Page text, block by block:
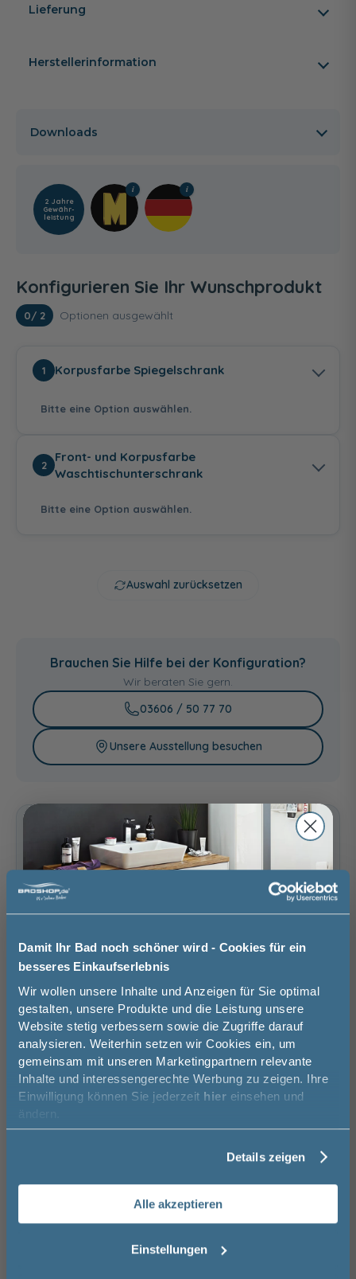
Damit Ihr Bad noch schöner wird - Cookies für ein
besseres Einkaufserlebnis
Wir wollen unsere Inhalte und Anzeigen für Sie optimal
gestalten, unsere Produkte und die Leistung unsere
Website stetig verbessern sowie die Zugriffe darauf
analysieren. Weiterhin setzen wir Cookies ein, um
gemeinsam mit unseren Marketingpartnern relevante
Inhalte und interessengerechte Werbung zu zeigen. Ihre
Einwilligung können Sie jederzeit hier einsehen und
ändern.
Details zeigen
Alle akzeptieren
Einstellungen
Lieferung
Herstellerinformation
Downloads
2 Jahre
Gewähr­
leistung
Konfigurieren Sie Ihr Wunschprodukt
0/ 2 Optionen ausgewählt
1 Korpusfarbe Spiegelschrank
Bitte eine Option auswählen.
Eiche Ribbeck quer
2
Front- und Korpusfarbe
Waschtischunterschrank
Bitte eine Option auswählen.
Anthrazit
Eiche Ribbeck quer
Nachbildung
Glas Grau -
Anthrazit
Seidenglanz
Glas Grau - Weiß
Glanz
56,00 €
Glas Grau -
Graphit Struktur
quer Nachbildung
56,00 €
Glas Grau - Riviera
Eiche quer
Nachbildung
56,00 €
Nachbildung
Auswahl zurücksetzen
Brauchen Sie Hilfe bei der Konfiguration?
Wir beraten Sie gern.
03606 / 50 77 70
Unsere Ausstellung besuchen
815,00 €
keine Optionen mit Aufpreis ausgewählt
Gesamtpreis 815,00 €
Versand ins Ausland zzgl.Versandkosten
− +
In den Warenkorb
Artikel merken
i
Vormontierte
Sicher einkaufen
Weitere Artikel der Serie
Jetzt 50 € sparen!
Melde Sie sich hier zu unserem
Newsletter an und sparen Sie
50€* auf Ihre Bestellung!
Email